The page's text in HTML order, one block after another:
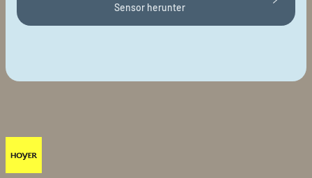
Sensor herunter